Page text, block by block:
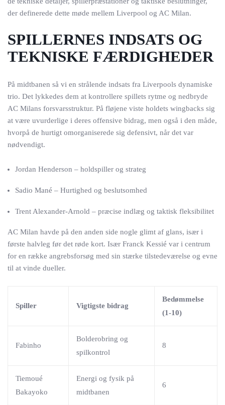
der definerede dette møde mellem Liverpool og AC Milan.
SPILLERNES INDSATS OG
TEKNISKE FÆRDIGHEDER
På midtbanen så vi en strålende indsats fra Liverpools dynamiske
trio. Det lykkedes dem at kontrollere spillets rytme og nedbryde
AC Milans forsvarsstruktur. På fløjene viste holdets wingbacks sig
at være uvurderlige i deres offensive bidrag, men også i den måde,
hvorpå de hurtigt omorganiserede sig defensivt, når det var
nødvendigt.
Jordan Henderson – holdspiller og strateg
Sadio Mané – Hurtighed og beslutsomhed
Trent Alexander-Arnold – præcise indlæg og taktisk fleksibilitet
AC Milan havde på den anden side nogle glimt af glans, især i
første halvleg før det røde kort. Især Franck Kessié var i centrum
for en række angrebsforsøg med sin stærke tilstedeværelse og evne
til at vinde dueller.
Spiller Vigtigste bidrag
Bedømmelse
(1-10)
Fabinho
Bolderobring og
spilkontrol
8
Tiemoué
Bakayoko
Energi og fysik på
midtbanen
6